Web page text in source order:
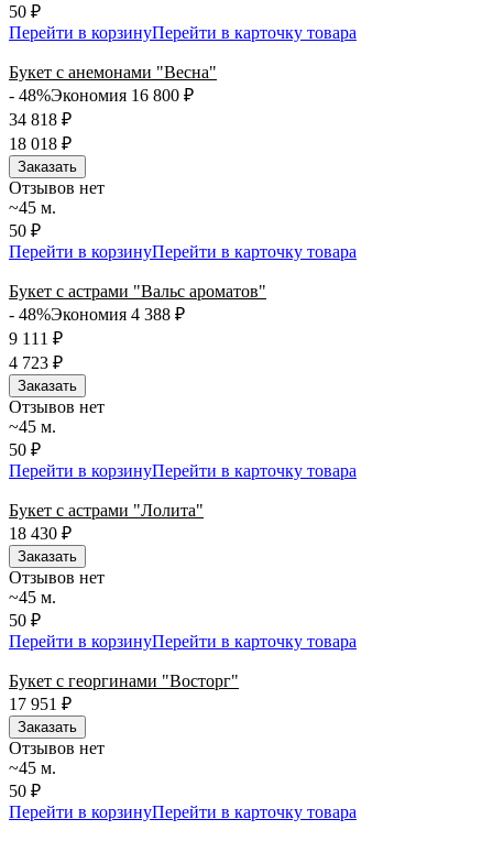
50 ₽
Перейти в корзинуПерейти в карточку товара
Букет с анемонами "Весна"
- 48%Экономия 16 800 ₽
34 818 ₽
18 018 ₽
Заказать
Отзывов нет
~45 м.
50 ₽
Перейти в корзинуПерейти в карточку товара
Букет с астрами "Вальс ароматов"
- 48%Экономия 4 388 ₽
9 111 ₽
4 723 ₽
Заказать
Отзывов нет
~45 м.
50 ₽
Перейти в корзинуПерейти в карточку товара
Букет с астрами "Лолита"
18 430 ₽
Заказать
Отзывов нет
~45 м.
50 ₽
Перейти в корзинуПерейти в карточку товара
Букет с георгинами "Восторг"
17 951
₽
Заказать
Отзывов нет
~45 м.
50 ₽
Перейти в корзинуПерейти в карточку товара